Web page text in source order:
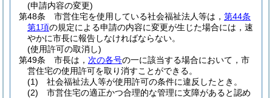
(申請内容の変更)
第48条
市営住宅を使用している社会福祉法人等は， 第44条
第1項の規定による申請の内容に変更が生じた場合には，速
やかに市長に報告しなければならない。
(使用許可の取消し)
第49条
市長は， 次の各号の一に該当する場合において，市
営住宅の使用許可を取り消すことができる。
(1)
社会福祉法人等が使用許可の条件に違反したとき。
(2)
市営住宅の適正かつ合理的な管理に支障があると認め